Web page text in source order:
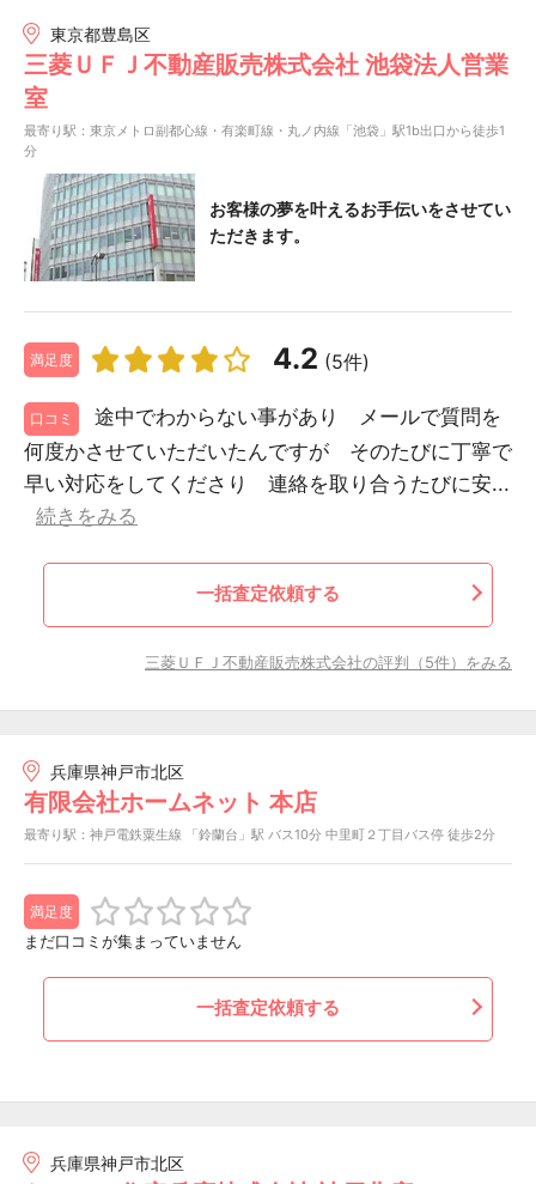
東京都豊島区
三菱ＵＦＪ不動産販売株式会社 池袋法人営業
室
最寄り駅：東京メトロ副都心線・有楽町線・丸ノ内線「池袋」駅1b出口から徒歩1
分
お客様の夢を叶えるお手伝いをさせてい
ただきます。
満足度 4.2 (5件)
口コミ
途中でわからない事があり メールで質問を
何度かさせていただいたんですが そのたびに丁寧で
早い対応をしてくださり 連絡を取り合うたびに安...
続きをみる
一括査定依頼する
三菱ＵＦＪ不動産販売株式会社の評判（5件）をみる
兵庫県神戸市北区
有限会社ホームネット 本店
最寄り駅：神戸電鉄粟生線 「鈴蘭台」駅 バス10分 中里町２丁目バス停 徒歩2分
満足度
まだ口コミが集まっていません
一括査定依頼する
兵庫県神戸市北区